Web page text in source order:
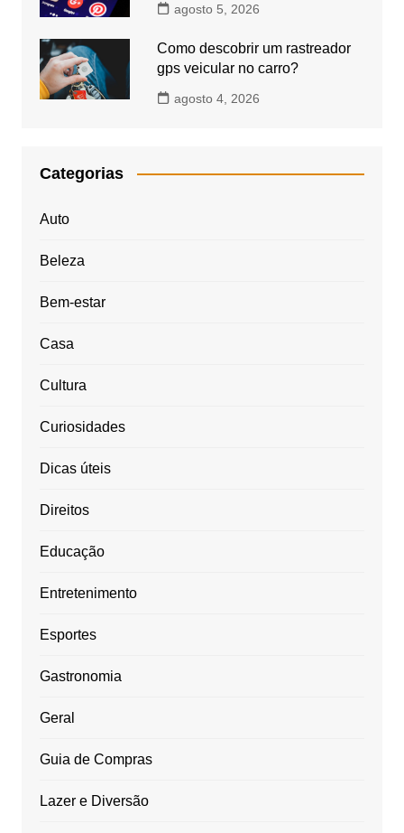
agosto 5, 2026
Como descobrir um rastreador
gps veicular no carro?
agosto 4, 2026
Categorias
Auto
Beleza
Bem-estar
Casa
Cultura
Curiosidades
Dicas úteis
Direitos
Educação
Entretenimento
Esportes
Gastronomia
Geral
Guia de Compras
Lazer e Diversão